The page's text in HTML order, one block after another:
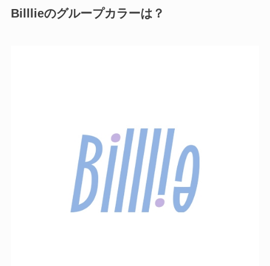
Billlieのグループカラーは？